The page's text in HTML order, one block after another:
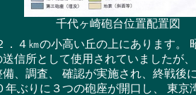
千代ヶ崎砲台位置配置図
㎞の小高い丘の上にあります。
信所として使用されていましたが
、調査、 確認が実施され、終戦後
ぶりに３つの砲座が開口し、 東